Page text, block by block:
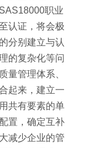
职业
认证，将会极
分别建立与认
的复杂化等问
量管理体系、
起来，建立一
共有要素的单
置，确定互补
减少企业的管